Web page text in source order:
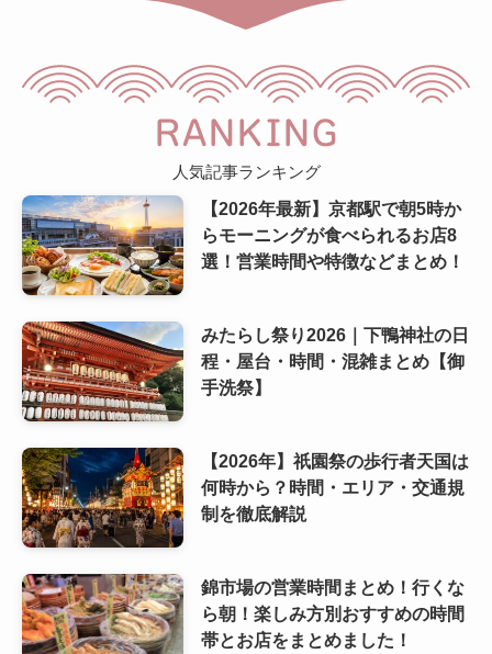
RANKING
人気記事ランキング
【2026年最新】京都駅で朝5時か
らモーニングが食べられるお店8
選！営業時間や特徴などまとめ！
みたらし祭り2026｜下鴨神社の日
程・屋台・時間・混雑まとめ【御
手洗祭】
【2026年】祇園祭の歩行者天国は
何時から？時間・エリア・交通規
制を徹底解説
錦市場の営業時間まとめ！行くな
ら朝！楽しみ方別おすすめの時間
帯とお店をまとめました！